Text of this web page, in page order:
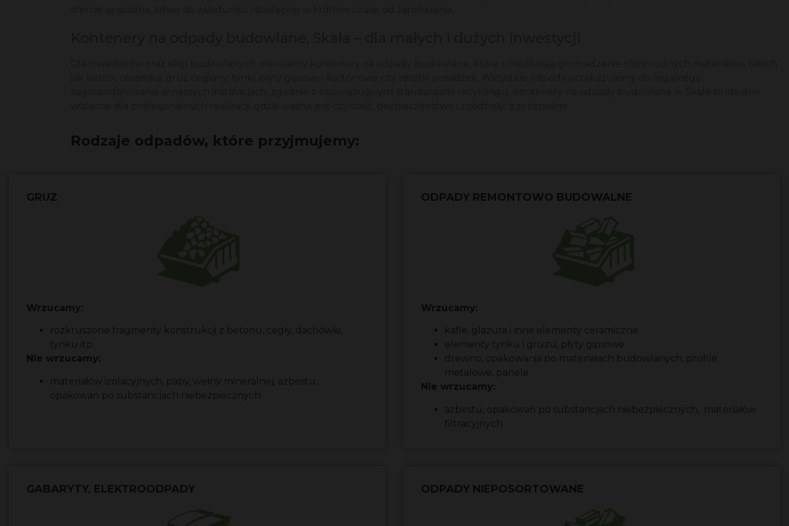
Rodzaje odpadów, które przyjmujemy:
GRUZ
Wrzucamy:
rozkruszone fragmenty konstrukcji z betonu, cegły, dachówki,
tynku itp.
Nie wrzucamy:
materiałów izolacyjnych, papy, wełny mineralnej, azbestu,
opakowań po substancjach niebezpiecznych
ODPADY REMONTOWO BUDOWALNE
Wrzucamy:
kafle, glazura i inne elementy ceramiczne
elementy tynku i gruzu, płyty gipsowe
drewno, opakowania po materiałach budowlanych, profile
metalowe, panele
Nie wrzucamy:
azbestu, opakowań po substancjach niebezpiecznych, materiałów
filtracyjnych
GABARYTY, ELEKTROODPADY ODPADY NIEPOSORTOWANE